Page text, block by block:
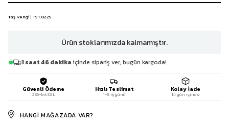
Taş Rengi | TST.0225
Ürün stoklarımızda kalmamıştır.
1 saat 46 dakika içinde sipariş ver, bugün kargoda!
Güvenli Ödeme
256-bit SSL
Hızlı Teslimat
1-3 iş günü
Kolay İade
14 gün içinde
HANGI MAĞAZADA VAR?